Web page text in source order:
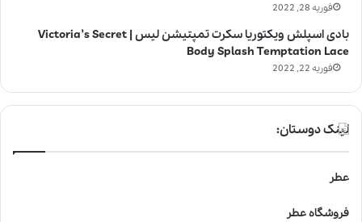
فوریه 28, 2022
بادی اسپلش ویکتوریا سکرت تمپتیشن لیس | Victoria’s Secret
Body Splash Temptation Lace
فوریه 22, 2022
لینک دوستان:
عطر
فروشگاه عطر